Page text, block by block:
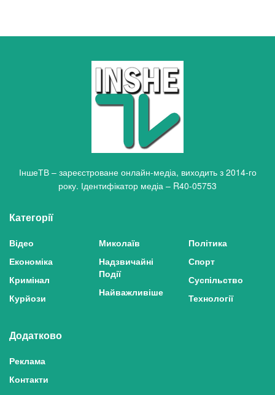
ІншеТВ – зареєстроване онлайн-медіа, виходить з 2014-го
року. Ідентифікатор медіа – R40-05753
Категорії
Відео
Економіка
Кримінал
Курйози
Миколаїв
Надзвичайні
Події
Найважливіше
Політика
Спорт
Суспільство
Технології
Додатково
Реклама
Контакти